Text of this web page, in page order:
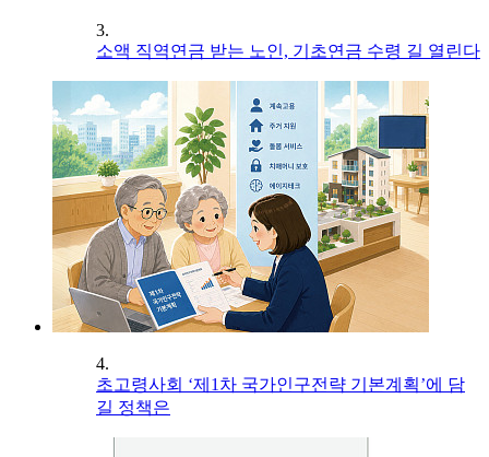
3.
소액 직역연금 받는 노인, 기초연금 수령 길 열린다
4.
초고령사회 ‘제1차 국가인구전략 기본계획’에 담
길 정책은